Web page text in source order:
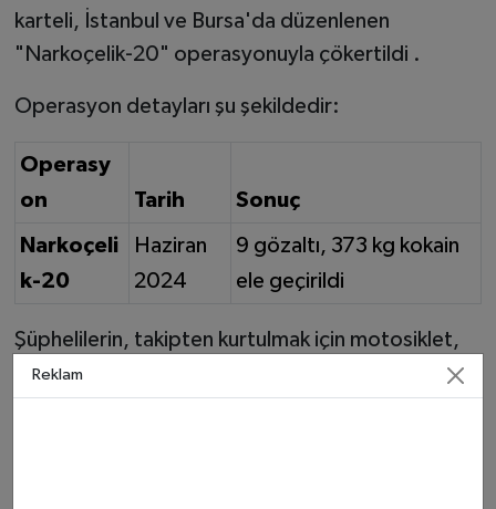
karteli, İstanbul ve Bursa'da düzenlenen
"Narkoçelik-20" operasyonuyla çökertildi .
Operasyon detayları şu şekildedir:
Operasy
on
Tarih Sonuç
Narkoçeli
k-20
Haziran
2024
9 gözaltı, 373 kg kokain
ele geçirildi
Şüphelilerin, takipten kurtulmak için motosiklet,
taksi ve kiralık araçları dönüşümlü olarak
kullandıkları, aynı yoldan5 defa geçerekpolis
Reklam